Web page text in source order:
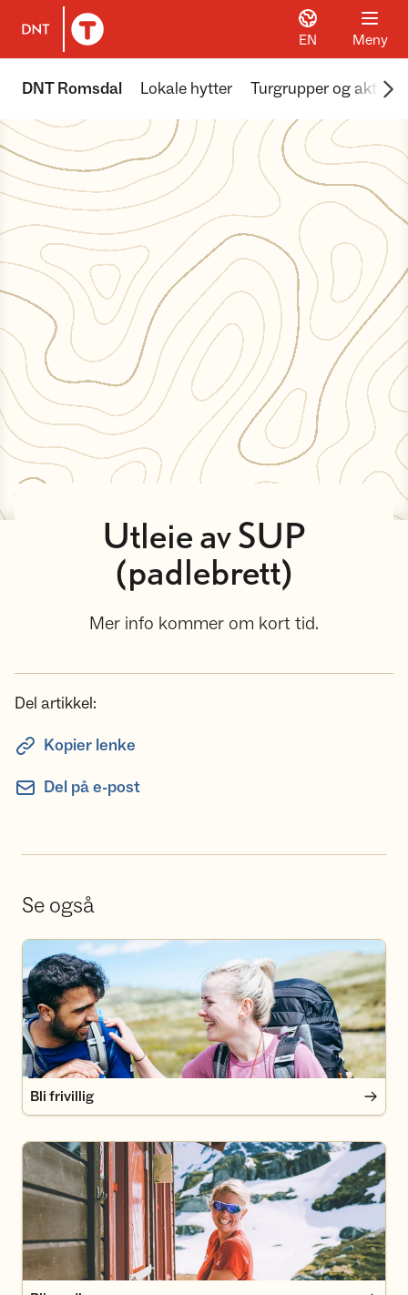
Til DNT.no forside
EN Meny
DNT Romsdal Lokale hytter Turgrupper og
Utleie av SUP
(padlebrett)
Mer info kommer om kort tid.
Del artikkel:
Kopier lenke
Del på e-post
Se også
Bli frivillig
Bli frivillig
Bli medlem